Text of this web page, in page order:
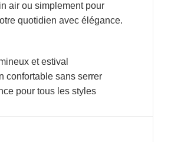
air ou simplement pour
quotidien avec élégance.
et estival
confortable sans serrer
pour tous les styles